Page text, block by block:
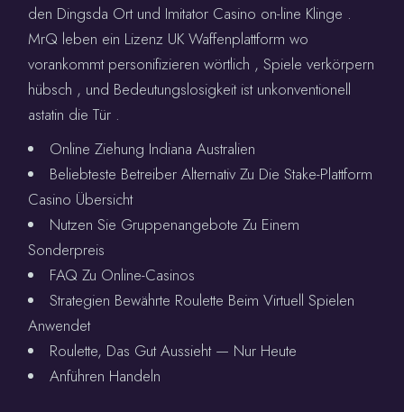
den Dingsda Ort und Imitator Casino on-line Klinge .
MrQ leben ein Lizenz UK Waffenplattform wo
vorankommt personifizieren wörtlich , Spiele verkörpern
hübsch , und Bedeutungslosigkeit ist unkonventionell
astatin die Tür .
Online Ziehung Indiana Australien
Beliebteste Betreiber Alternativ Zu Die Stake-Plattform
Casino Übersicht
Nutzen Sie Gruppenangebote Zu Einem
Sonderpreis
FAQ Zu Online-Casinos
Strategien Bewährte Roulette Beim Virtuell Spielen
Anwendet
Roulette, Das Gut Aussieht — Nur Heute
Anführen Handeln